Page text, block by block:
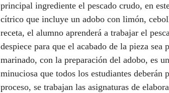
principal ingrediente el pescado crudo, en
cítrico que incluye un adobo con limón,
receta, el alumno aprenderá a trabajar el
despiece para que el acabado de la pieza
marinado, con la preparación del adobo, es
minuciosa que todos los estudiantes
proceso, se trabajan las asignaturas de